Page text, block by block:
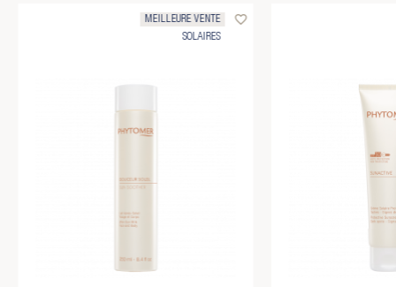
MEILLEURE VENTE
SOLAIRES
favorite_border